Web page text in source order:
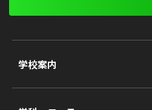
学校案内